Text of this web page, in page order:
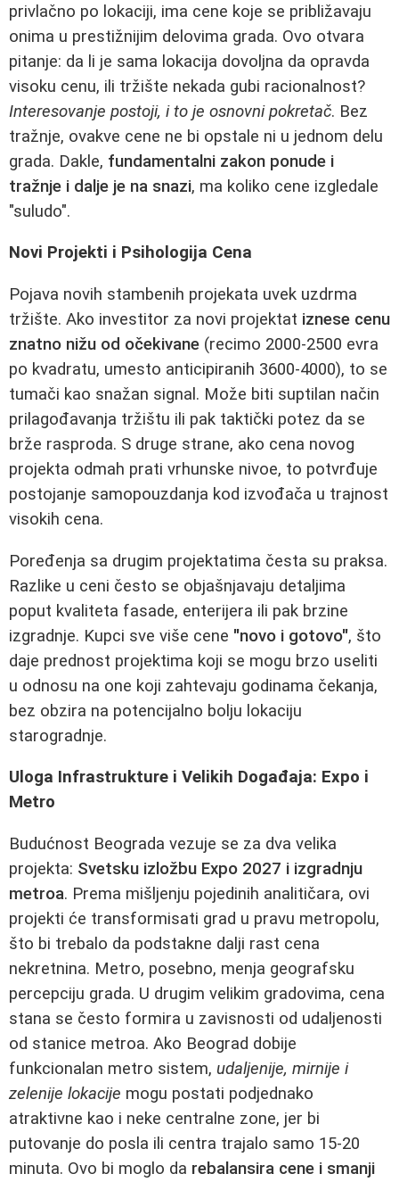
privlačno po lokaciji, ima cene koje se približavaju
onima u prestižnijim delovima grada. Ovo otvara
pitanje: da li je sama lokacija dovoljna da opravda
visoku cenu, ili tržište nekada gubi racionalnost?
Interesovanje postoji, i to je osnovni pokretač. Bez
tražnje, ovakve cene ne bi opstale ni u jednom delu
grada. Dakle, fundamentalni zakon ponude i
tražnje i dalje je na snazi, ma koliko cene izgledale
"suludo".
Novi Projekti i Psihologija Cena
Pojava novih stambenih projekata uvek uzdrma
tržište. Ako investitor za novi projektat iznese cenu
znatno nižu od očekivane (recimo 2000-2500 evra
po kvadratu, umesto anticipiranih 3600-4000), to se
tumači kao snažan signal. Može biti suptilan način
prilagođavanja tržištu ili pak taktički potez da se
brže rasproda. S druge strane, ako cena novog
projekta odmah prati vrhunske nivoe, to potvrđuje
postojanje samopouzdanja kod izvođača u trajnost
visokih cena.
Poređenja sa drugim projektatima česta su praksa.
Razlike u ceni često se objašnjavaju detaljima
poput kvaliteta fasade, enterijera ili pak brzine
izgradnje. Kupci sve više cene "novo i gotovo", što
daje prednost projektima koji se mogu brzo useliti
u odnosu na one koji zahtevaju godinama čekanja,
bez obzira na potencijalno bolju lokaciju
starogradnje.
Uloga Infrastrukture i Velikih Događaja: Expo i
Metro
Budućnost Beograda vezuje se za dva velika
projekta: Svetsku izložbu Expo 2027 i izgradnju
metroa. Prema mišljenju pojedinih analitičara, ovi
projekti će transformisati grad u pravu metropolu,
što bi trebalo da podstakne dalji rast cena
nekretnina. Metro, posebno, menja geografsku
percepciju grada. U drugim velikim gradovima, cena
stana se često formira u zavisnosti od udaljenosti
od stanice metroa. Ako Beograd dobije
funkcionalan metro sistem, udaljenije, mirnije i
zelenije lokacije mogu postati podjednako
atraktivne kao i neke centralne zone, jer bi
putovanje do posla ili centra trajalo samo 15-20
minuta. Ovo bi moglo da rebalansira cene i smanji